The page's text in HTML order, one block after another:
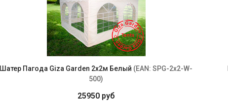
Шатер Пагода Giza Garden 2х2м Белый (EAN:SPG-2x2-W-
500)
25950 руб